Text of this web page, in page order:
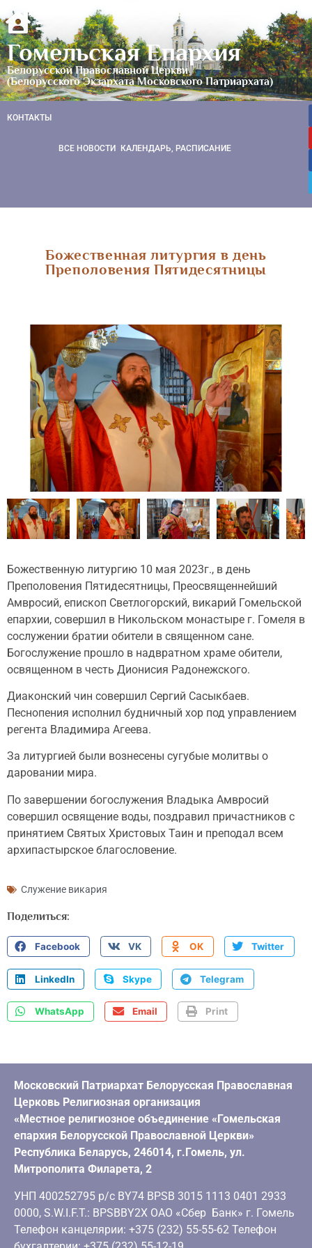
Гомельская Епархия
Белорусской Православной Церкви
(Белорусского Экзархата Московского Патриархата)
КОНТАКТЫ
ВСЕ НОВОСТИ КАЛЕНДАРЬ, РАСПИСАНИЕ
Божественная литургия в день
Преполовения Пятидесятницы
Божественную литургию 10 мая 2023г., в день
Преполовения Пятидесятницы, Преосвященнейший
Амвросий, епископ Светлогорский, викарий Гомельской
епархии, совершил в Никольском монастыре г. Гомеля в
сослужении братии обители в священном сане.
Богослужение прошло в надвратном храме обители,
освященном в честь Дионисия Радонежского.
Диаконский чин совершил Сергий Сасыкбаев.
Песнопения исполнил будничный хор под управлением
регента Владимира Агеева.
За литургией были вознесены сугубые молитвы о
даровании мира.
По завершении богослужения Владыка Амвросий
совершил освящение воды, поздравил причастников с
принятием Святых Христовых Таин и преподал всем
архипастырское благословение.
Служение викария
Поделиться:
Facebook VK OK Twitter
LinkedIn Skype Telegram
WhatsApp Email Print
Московский Патриархат Белорусская Православная
Церковь Религиозная организация
«Местное религиозное объединение «Гомельская
епархия Белорусской Православной Церкви»
Республика Беларусь, 246014, г.Гомель, ул.
Митрополита Филарета, 2
УНП 400252795 р/с BY74 BPSB 3015 1113 0401 2933
0000, S.W.I.F.T.: BPSBBY2X ОАО «Сбер Банк» г. Гомель
Телефон канцелярии: +375 (232) 55-55-62 Телефон